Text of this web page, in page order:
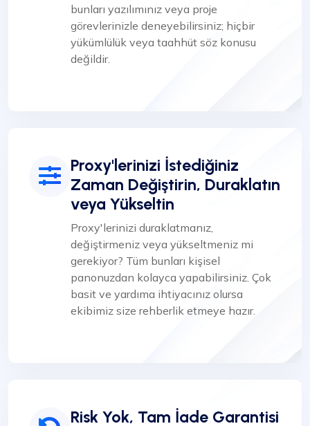
bunları yazılımınız veya proje
görevlerinizle deneyebilirsiniz; hiçbir
yükümlülük veya taahhüt söz konusu
değildir.
Proxy'lerinizi İstediğiniz
Zaman Değiştirin, Duraklatın
veya Yükseltin
Proxy'lerinizi duraklatmanız,
değiştirmeniz veya yükseltmeniz mi
gerekiyor? Tüm bunları kişisel
panonuzdan kolayca yapabilirsiniz. Çok
basit ve yardıma ihtiyacınız olursa
ekibimiz size rehberlik etmeye hazır.
Risk Yok, Tam İade Garantisi